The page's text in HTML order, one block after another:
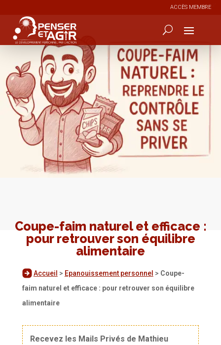
ACCÈS MEMBRE
Coupe-faim naturel et efficace :
pour retrouver son équilibre
alimentaire
Accueil > Epanouissement personnel > Coupe-
faim naturel et efficace : pour retrouver son équilibre
alimentaire
Recevez les Mails Privés de Mathieu